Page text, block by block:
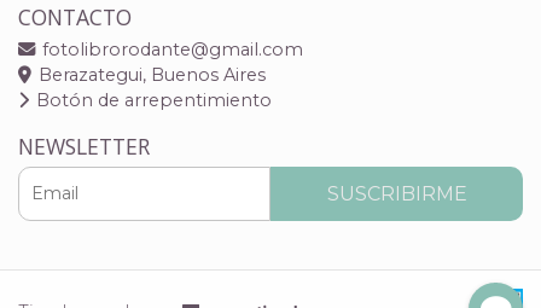
CONTACTO
fotolibrorodante@gmail.com
Berazategui, Buenos Aires
Botón de arrepentimiento
NEWSLETTER
SUSCRIBIRME